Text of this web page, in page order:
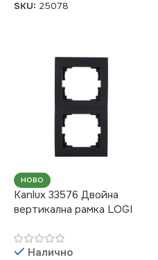
SKU: 25078
НОВО
Kanlux 33576 Двойна
вертикална рамка LOGI
Налично